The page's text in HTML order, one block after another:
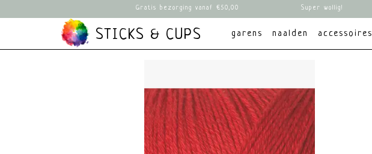
Gratis bezorging vanaf €50,00 Super wollig!
STICKS & CUPS garens naalden accessoires